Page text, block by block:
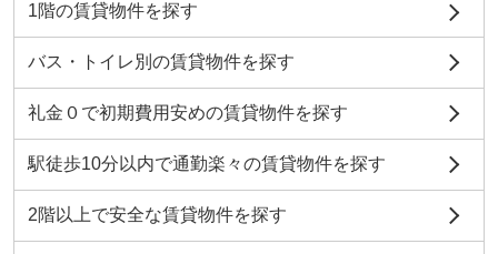
1階の賃貸物件を探す
バス・トイレ別の賃貸物件を探す
礼金０で初期費用安めの賃貸物件を探す
駅徒歩10分以内で通勤楽々の賃貸物件を探す
2階以上で安全な賃貸物件を探す